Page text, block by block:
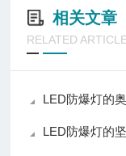
相关文章
RELATED
LED防爆灯的
LED防爆灯的